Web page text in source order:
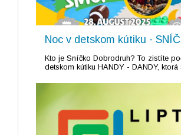
Noc v detskom kútiku -
Kto je Sníčko Dobrodruh? To zistíte
detskom kútiku HANDY - DANDY, ktorá